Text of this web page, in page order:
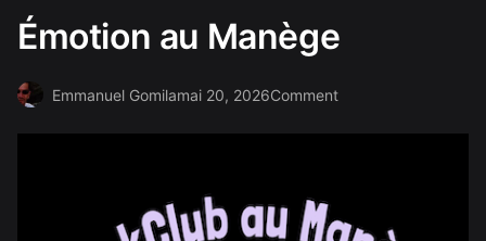
Émotion au Manège
Emmanuel Gomilamai 20, 2026Comment